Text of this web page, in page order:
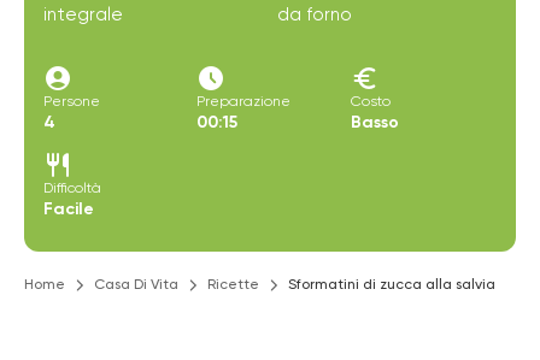
integrale
da forno
account_circle
Persone
4
access_time_filled
Preparazione
00:15
euro
Costo
Basso
restaurant
Difficoltà
Facile
Home Casa Di Vita Ricette Sformatini di zucca alla salvia